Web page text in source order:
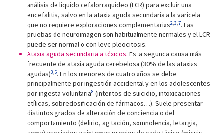
análisis de líquido cefalorraquídeo (LCR) para excluir una
encefalitis, salvo en la ataxia aguda secundaria a la varicela
que no requiere exploraciones complementarias2,3,7. Las
pruebas de neuroimagen son habitualmente normales y el LCR
puede ser normal o con leve pleocitosis.
Ataxia aguda secundaria a tóxicos. Es la segunda causa más
frecuente de ataxia aguda cerebelosa (30% de las ataxias
agudas)3,5. En los menores de cuatro años se debe
principalmente por ingestión accidental y en los adolescentes
por ingesta voluntaria8 (intentos de suicidio, intoxicaciones
etílicas, sobredosificación de fármacos…). Suele presentar
distintos grados de alteración de conciencia o del
comportamiento (delirio, agitación, somnolencia, letargia,